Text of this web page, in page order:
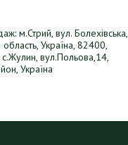
м.Стрий, вул. Болехівська,
область, Україна, 82400,
вул.Польова,14,
Україна